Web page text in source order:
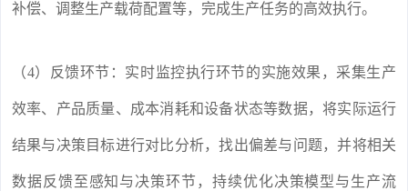
补偿、调整生产载荷配置等，完成生产任务的高效执行。
（4）反馈环节：实时监控执行环节的实施效果，采集生产
效率、产品质量、成本消耗和设备状态等数据，将实际运行
结果与决策目标进行对比分析，找出偏差与问题，并将相关
数据反馈至感知与决策环节，持续优化决策模型与生产流